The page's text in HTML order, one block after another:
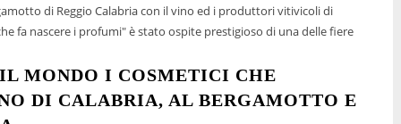
di Reggio Calabria con il vino ed i produttori vitivicoli di
fa nascere i profumi" è stato ospite prestigioso di una delle fiere
MONDO I COSMETICI CHE
DI CALABRIA, AL BERGAMOTTO E